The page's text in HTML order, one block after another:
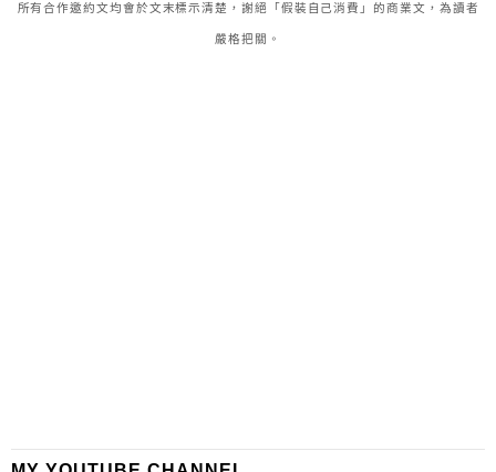
所有合作邀約文均會於文末標示清楚，謝絕「假裝自己消費」的商業文，為讀者
嚴格把關。